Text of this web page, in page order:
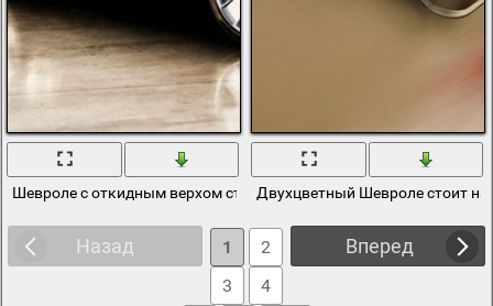
Шевроле с откидным верхом стоит на тротуареДвухцветный Шевроле стоит на
Назад Вперед
1
2
3
4